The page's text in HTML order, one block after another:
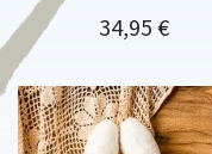
Prix
34,95 €